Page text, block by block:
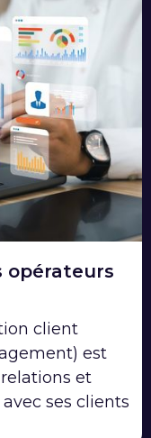
opérateurs
client
est
et
ses clients